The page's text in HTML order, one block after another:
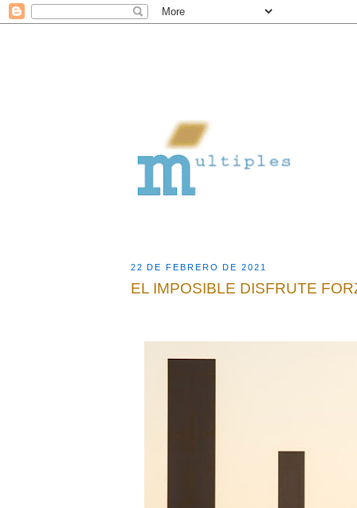
22 DE FEBRERO DE 2021
EL IMPOSIBLE DISFRUTE